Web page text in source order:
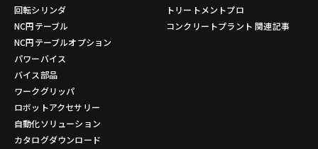
回転シリンダ
NC円テーブル
NC円テーブルオプション
パワーバイス
バイス部品
ワークグリッパ
ロボットアクセサリー
自動化ソリューション
カタログダウンロード
トリートメントプロ
コンクリートプラント 関連記事